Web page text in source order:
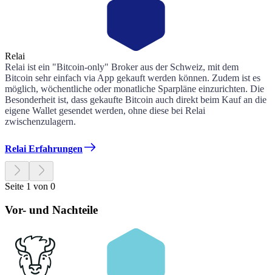
Relai
Relai ist ein "Bitcoin-only" Broker aus der Schweiz, mit dem
Bitcoin sehr einfach via App gekauft werden können. Zudem ist es
möglich, wöchentliche oder monatliche Sparpläne einzurichten. Die
Besonderheit ist, dass gekaufte Bitcoin auch direkt beim Kauf an die
eigene Wallet gesendet werden, ohne diese bei Relai
zwischenzulagern.
Relai Erfahrungen
Seite 1 von 0
Vor- und Nachteile